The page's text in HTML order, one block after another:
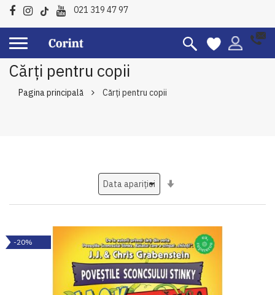
021 319 47 97
Cărți pentru copii
Pagina principală Cărți pentru copii
-20%